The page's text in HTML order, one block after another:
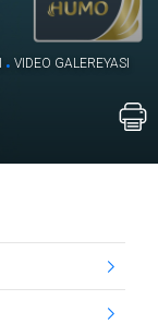
. VIDEO GALEREYASI